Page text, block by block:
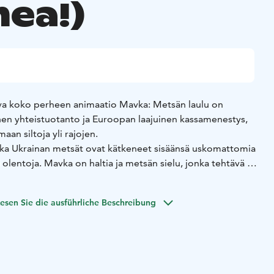
koko perheen animaatio Mavka: Metsän laulu on
yhteistuotanto ja Euroopan laajuinen kassamenestys,
siltoja yli rajojen.
Ukrainan metsät ovat kätkeneet sisäänsä uskomattomia
Mavka on haltia ja metsän sielu, jonka tehtävä on
he rakastuvat. Mutta ihmisten ja metsän
Sie die ausführliche Beschreibung